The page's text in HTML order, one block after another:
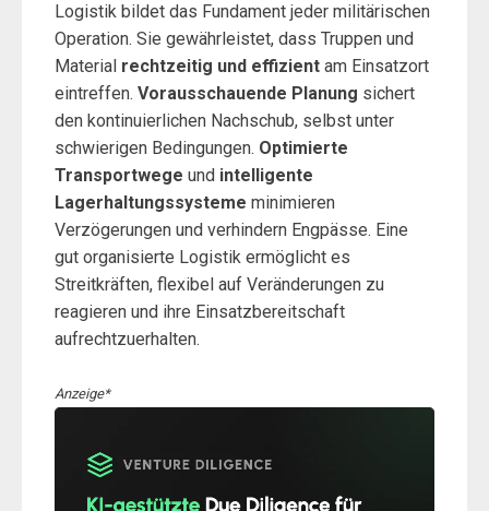
Logistik bildet das Fundament jeder militärischen
Operation. Sie gewährleistet, dass Truppen und
Material rechtzeitig und effizient am Einsatzort
eintreffen. Vorausschauende Planung sichert
den kontinuierlichen Nachschub, selbst unter
schwierigen Bedingungen. Optimierte
Transportwege und intelligente
Lagerhaltungssysteme minimieren
Verzögerungen und verhindern Engpässe. Eine
gut organisierte Logistik ermöglicht es
Streitkräften, flexibel auf Veränderungen zu
reagieren und ihre Einsatzbereitschaft
aufrechtzuerhalten.
Anzeige*